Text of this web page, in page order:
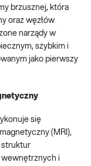
brzusznej, która
oraz węzłów
narządy w
szybkim i
jako pierwszy
się
(MRI),
struktur
wewnętrznych i